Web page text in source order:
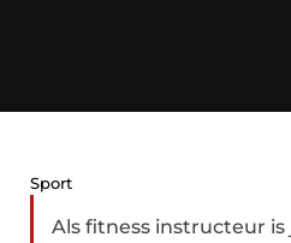
Sport
Als fitness instructeur